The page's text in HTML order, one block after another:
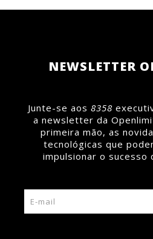
NEWSLETTER
Junte-se aos 8358
a newsletter da
primeira mão, as
tecnológicas que
impulsionar o sucesso